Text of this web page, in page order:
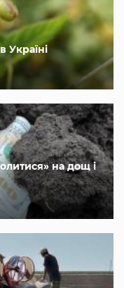
Україні
на дощ і